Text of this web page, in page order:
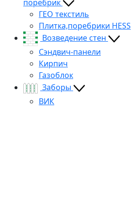
поребрик
ГЕО текстиль
Плитка,поребрики HESS
Возведение стен
Сэндвич-панели
Кирпич
Газоблок
Заборы
ВИК